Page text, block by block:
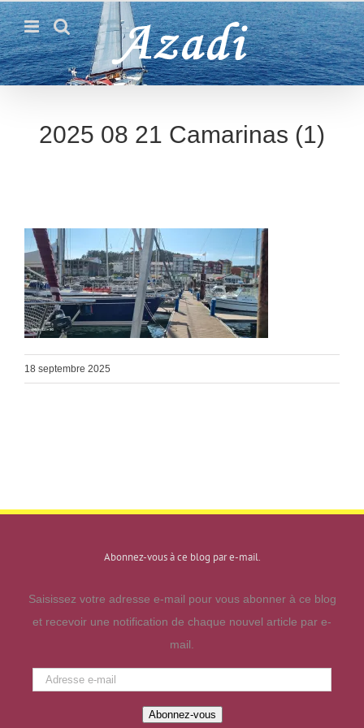
Passer
au
contenu
2025 08 21 Camarinas (1)
18 septembre 2025
Abonnez-vous à ce blog par e-mail.
Saisissez votre adresse e-mail pour vous abonner à ce blog
et recevoir une notification de chaque nouvel article par e-
mail.
Adresse
Abonnez-vous